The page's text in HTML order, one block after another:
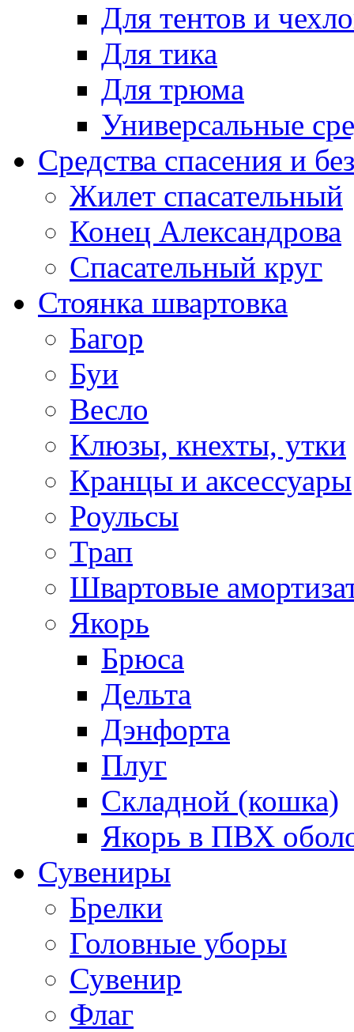
Для тентов и
Для тика
Для трюма
Универсальные
Средства спасения и
Жилет спасательный
Конец Александрова
Спасательный круг
Стоянка швартовка
Багор
Буи
Весло
Клюзы, кнехты, утки
Кранцы и аксессуары
Роульсы
Трап
Швартовые
Якорь
Брюса
Дельта
Дэнфорта
Плуг
Складной (кошка)
Якорь в ПВХ
Сувениры
Брелки
Головные уборы
Сувенир
Флаг